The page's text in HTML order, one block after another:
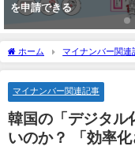
を申請できる
ホーム マイナンバー関連
スゴいのか？ 「効率化された
マイナンバー関連記事
韓国の「デジタル
いのか？ 「効率